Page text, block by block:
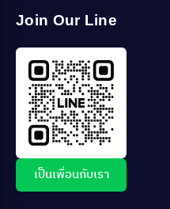
Join Our Line
เป็นเพื่อนกับเรา